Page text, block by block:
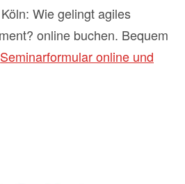
Wie gelingt agiles
online buchen. Bequem
Seminarformular online und